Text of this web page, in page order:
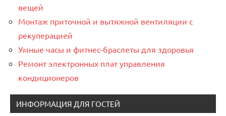
вещей
Монтаж приточной и вытяжной вентиляции с
рекуперацией
Умные часы и фитнес-браслеты для здоровья
Ремонт электронных плат управления
кондиционеров
ИНФОРМАЦИЯ ДЛЯ ГОСТЕЙ